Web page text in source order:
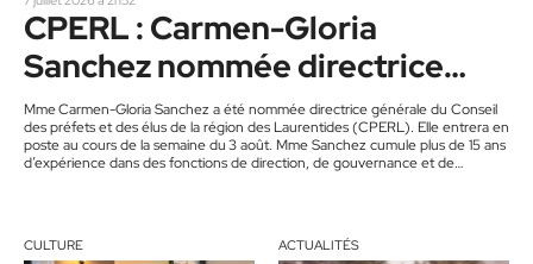
CPERL : Carmen-Gloria
Sanchez nommée directrice
générale
Mme Carmen-Gloria Sanchez a été nommée directrice générale du Conseil
des préfets et des élus de la région des Laurentides (CPERL). Elle entrera en
poste au cours de la semaine du 3 août. Mme Sanchez cumule plus de 15 ans
d’expérience dans des fonctions de direction, de gouvernance et de
CULTURE ACTUALITÉS